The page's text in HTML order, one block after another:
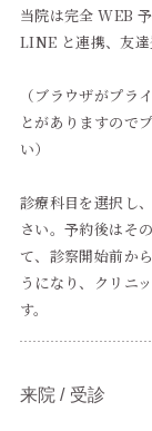
当院は完全 WEB
LINE と連携、友達
（ブラウザがプラ
とがありますので
い）
診療科目を選択し
さい。予約後はそ
て、診察開始前か
うになり、クリニ
す。
来院 / 受診